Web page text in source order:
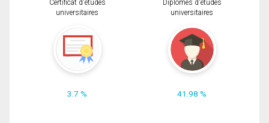
Certificat d'études
universitaires
3.7 %
Diplômes d'études
universitaires
41.98 %